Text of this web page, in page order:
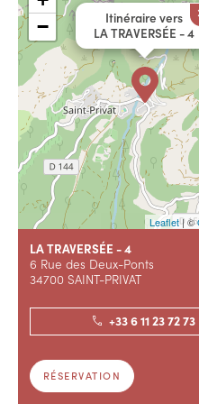
Itinéraire vers
LA TRAVERSÉE - 4
−
Leaflet| ©
LA TRAVERSÉE - 4
6 Rue des Deux-Ponts
34700 SAINT-PRIVAT
+33 6 11 23 72 73
RÉSERVATION